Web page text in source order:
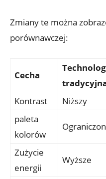
Zmiany te można
porównawczej:
Cecha
tradycyjna
Kontrast
Niższy
paleta
kolorów
Zużycie
energii
Wyższe